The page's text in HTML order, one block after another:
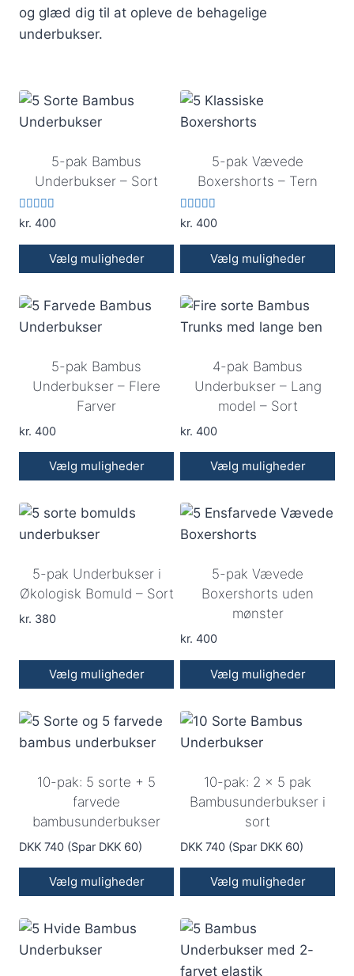
og glæd dig til at opleve de behagelige
underbukser.
5-pak Bambus
Underbukser – Sort
Vurderet
5.00
ud af 5
kr. 400
Vælg muligheder
vare
har
varianter.
Mulighederne
vælges
på
varesiden
5-pak Vævede
Boxershorts – Tern
Vurderet
5.00
ud af 5
kr. 400
Vælg muligheder
vare
har
varianter.
Mulighederne
vælges
på
varesiden
5-pak Bambus
Underbukser – Flere
Farver
kr. 400
Vælg muligheder
vare
har
varianter.
Mulighederne
kan
på
varesiden
4-pak Bambus
Underbukser – Lang
model – Sort
kr. 400
Vælg muligheder
vare
har
varianter.
Mulighederne
vælges
på
varesiden
5-pak Underbukser i
Økologisk Bomuld – Sort
kr. 380
Vælg muligheder
vare
har
varianter.
Mulighederne
kan
vælges
på
varesiden
5-pak Vævede
Boxershorts uden
mønster
kr. 400
Vælg muligheder
vare
har
varianter.
Mulighederne
vælges
på
varesiden
10-pak: 5 sorte + 5
farvede
bambusunderbukser
DKK 740 (Spar DKK 60)
Vælg muligheder
10-pak: 2 x 5 pak
Bambusunderbukser i
sort
DKK 740 (Spar DKK 60)
Vælg muligheder